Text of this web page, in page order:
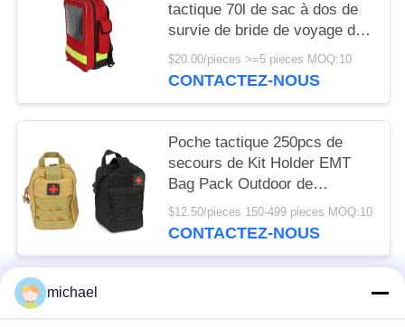
tactique 70l de sac à dos de
survie de bride de voyage de
taille de bouteille d'eau de sac
de coffre
$20.00/pieces >=5 pieces MOQ:10
CONTACTEZ-NOUS
Poche tactique 250pcs de
secours de Kit Holder EMT
Bag Pack Outdoor de
premiers secours d'armée 200
morceaux
$12.50/pieces 150-499 pieces MOQ:10
CONTACTEZ-NOUS
Catégories populaires
michael